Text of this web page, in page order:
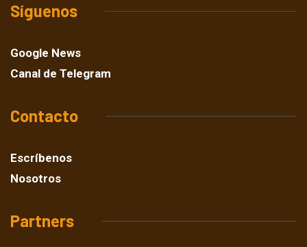
Síguenos
Google News
Canal de Telegram
Contacto
Escríbenos
Nosotros
Partners